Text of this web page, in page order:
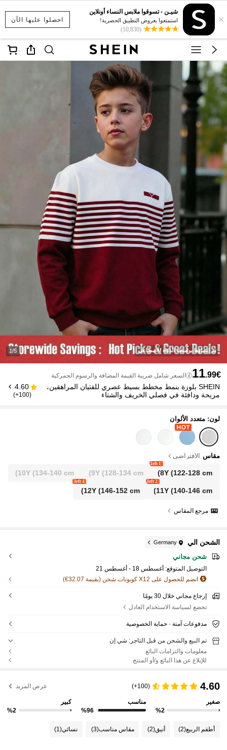
احصلوا عليها الآن ×
شيـن - تسوقوا ملابس النساء أونلاين
استمتعوا بعروض التطبيق الحصرية!
(10,830)
تم إنشاؤها بواسطة الذكاء الاصطناعي 1/5
11.99€ السعر شامل ضريبة القيمة المضافة والرسوم الجمركية
SHEIN بلوزة بنمط مخطط بسيط عصري للفتيان المراهقين،
مريحة ودافئة في فصلي الخريف والشتاء
4.60
(100+)
لون: متعدد الألوان
مقاس الافتراضي
8Y (122-128 cm)
1 left
9Y(128-134 cm)
10Y (134-140 cm)
11Y (140-146 cm)
2 left
12Y(146-152 cm)
4 left
مرجع المقاس
الشحن الي Germany
شحن مجاني
التوصيل المتوقع: أغسطس 18 - أغسطس 21
انضم للحصول على X12 كوبونات شحن (بقيمة 32.07€)
إرجاع مجاني خلال 30 يومًا
تخضع لسياسة الاستخدام العادل
مدفوعات آمنة · حماية الخصوصية
تم البيع والشحن من قبل التاجر: شي إن
معلومات والتزامات البائع
للإبلاغ عن هذا البائع و/أو المنتج
4.60
(100+) عرض المزيد
صغير
%2
مناسب
%96
كبير
%2
أطقم الربيع(2) أنيق(2) مقاس مناسب(3) نسائي(1)